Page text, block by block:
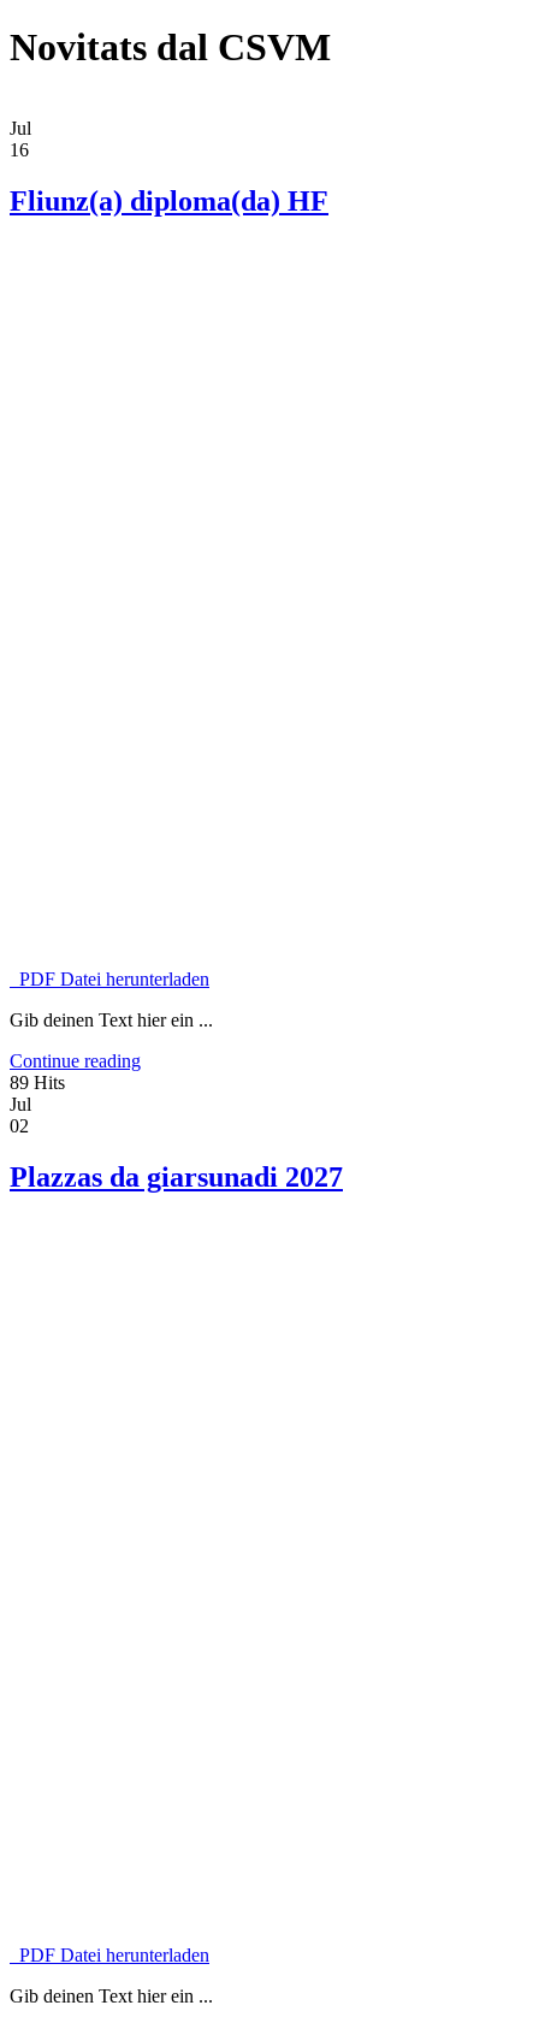
Novitats dal CSVM
Jul
16
Fliunz(a) diploma(da) HF
PDF Datei herunterladen
Gib deinen Text hier ein ...
Continue reading
89 Hits
Jul
02
Plazzas da giarsunadi 2027
PDF Datei herunterladen
Gib deinen Text hier ein ...